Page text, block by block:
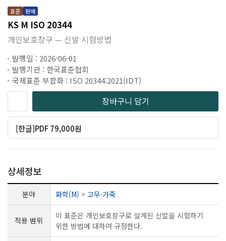
표준 판매
KS M ISO 20344
개인보호장구 — 신발 시험방법
발행일 : 2026-06-01
발행기관 : 한국표준협회
국제표준 부합화 : ISO 20344:2021(IDT)
장바구니 담기
[한글]PDF 79,000원
상세정보
분야 화학(M) > 고무·가죽
적용 범위
이 표준은 개인보호장구로 설계된 신발을 시험하기
위한 방법에 대하여 규정한다.